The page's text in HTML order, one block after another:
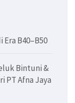
B40–B50
Bintuni &
PT Afna Jaya